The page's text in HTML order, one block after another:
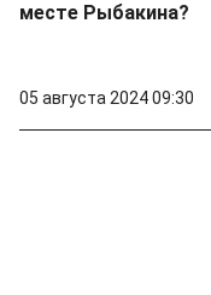
месте Рыбакина?
05 августа 2024 09:30